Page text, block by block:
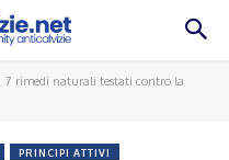
7 rimedi naturali testati contro la
PRINCIPI ATTIVI